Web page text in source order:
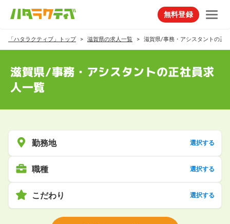
無料登録
「ハタラクティブ」トップ 滋賀県の求人一覧 滋賀県/事務・アシスタントの正
滋賀県/事務・アシスタントの正社員求
人一覧
勤務地 選択する
職種 選択する
こだわり 選択する